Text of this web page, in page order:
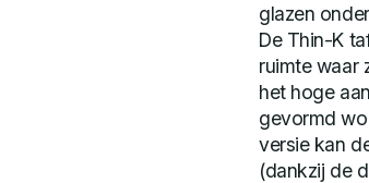
glazen
De Thin-K
ruimte waar
het hoge
gevormd
versie kan
(dankzij de